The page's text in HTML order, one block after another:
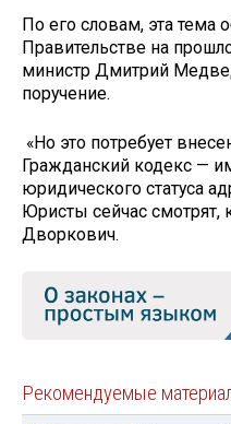
По его словам, эта тема
Правительстве на
министр Дмитрий
поручение.
«Но это потребует
Гражданский кодекс —
юридического статуса
Юристы сейчас смотрят,
Дворкович.
Рекомендуемые